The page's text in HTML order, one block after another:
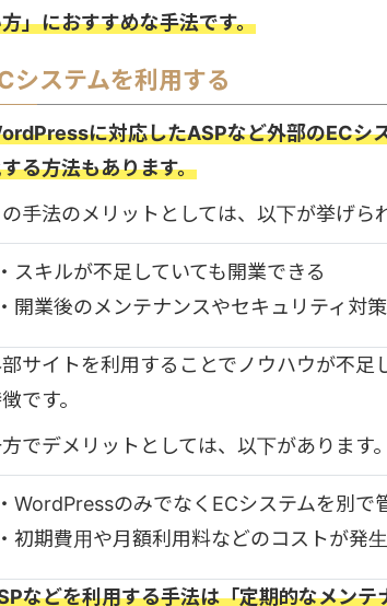
」におすすめな手法です。
システムを利用する
に対応したASPなど外部のECシ
る方法もあります。
手法のメリットとしては、以下が挙げら
スキルが不足していても開業できる
開業後のメンテナンスやセキュリティ対
サイトを利用することでノウハウが不足
です。
でデメリットとしては、以下があります。
WordPressのみでなくECシステムを別で
初期費用や月額利用料などのコストが発
などを利用する手法は「定期的なメン